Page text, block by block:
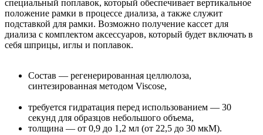
специальный поплавок, который обеспечивает вертикальное
положение рамки в процессе диализа, а также служит
подставкой для рамки. Возможно получение кассет для
диализа с комплектом аксессуаров, который будет включать в
себя шприцы, иглы и поплавок.
Состав — регенерированная целлюлоза,
синтезированная методом Viscose,
требуется гидратация перед использованием — 30
секунд для образцов небольшого объема,
толщина — от 0,9 до 1,2 мл (от 22,5 до 30 мкМ).